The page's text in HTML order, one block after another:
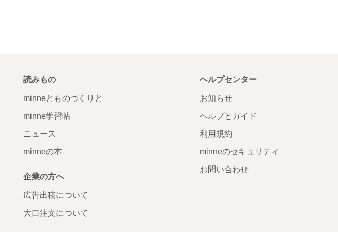
読みもの
minneとものづくりと
minne学習帖
ニュース
minneの本
企業の方へ
広告出稿について
大口注文について
ヘルプセンター
お知らせ
ヘルプとガイド
利用規約
minneのセキュリティ
お問い合わせ